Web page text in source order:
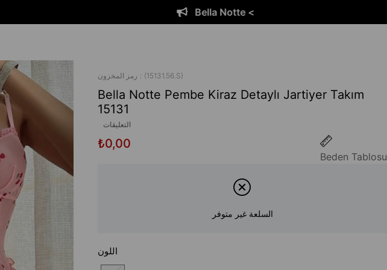
رمز المخزون (15131.56.S)
Bella Notte Pembe Kiraz Detaylı Jartiyer Takım
15131
التعليقات
₺0,00
Beden Tablosu
السلعة غير متوفر
اللون